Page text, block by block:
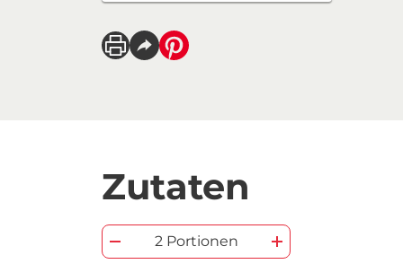
Zutaten
2 Portionen